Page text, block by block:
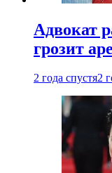
Адвокат
грозит
2 года спустя2